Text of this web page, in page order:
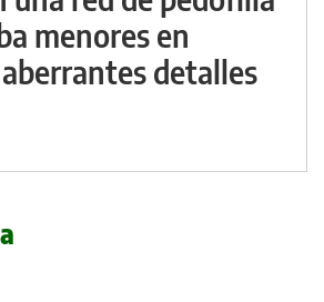
menores en
detalles